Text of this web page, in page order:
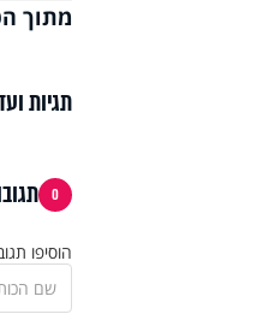
מתוך
תגיות
0
הוסיפו